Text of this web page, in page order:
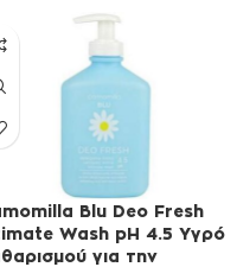
Blu Deo Fresh
Wash pH 4.5 Υγρό
για την